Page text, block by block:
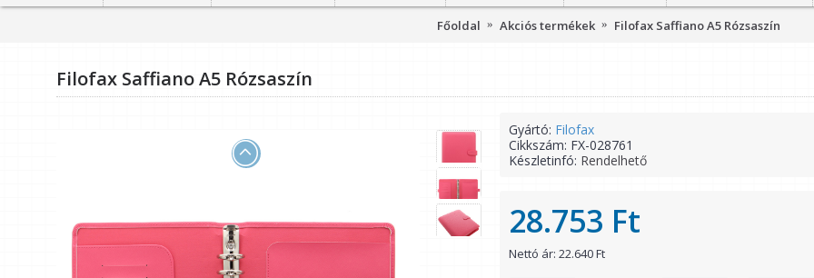
Főoldal Akciós termékek Filofax Saffiano A5 Rózsaszín
Filofax Saffiano A5 Rózsaszín
Gyártó: Filofax
Cikkszám: FX-028761
Készletinfó: Rendelhető
28.753 Ft
Nettó ár: 22.640 Ft